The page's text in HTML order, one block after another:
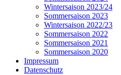
Wintersaison 2023/24
Sommersaison 2023
Wintersaison 2022/23
Sommersaison 2022
Sommersaison 2021
Sommersaison 2020
Impressum
Datenschutz